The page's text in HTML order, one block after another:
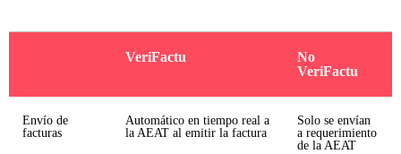
VeriFactu
No
VeriFactu
Envío de
facturas
Automático en tiempo real a
la AEAT al emitir la factura
Solo se envían
a requerimiento
de la AEAT